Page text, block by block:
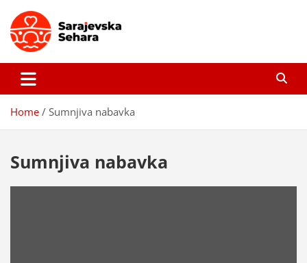
content
Sarajevska sehara
Home Sumnjiva nabavka
Sumnjiva nabavka